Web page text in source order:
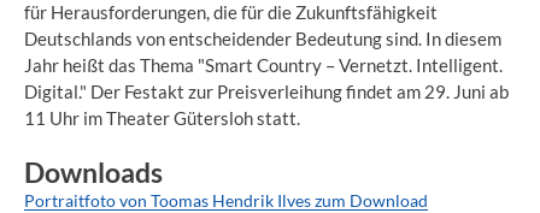
für Herausforderungen, die für die Zukunftsfähigkeit
Deutschlands von entscheidender Bedeutung sind. In diesem
Jahr heißt das Thema "Smart Country – Vernetzt. Intelligent.
Digital." Der Festakt zur Preisverleihung findet am 29. Juni ab
11 Uhr im Theater Gütersloh statt.
Downloads
Portraitfoto von Toomas Hendrik Ilves zum Download